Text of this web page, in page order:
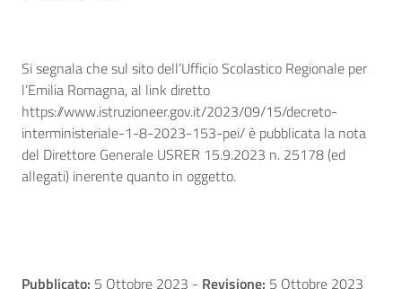
Si segnala che sul sito dell’Ufficio Scolastico Regionale per
l’Emilia Romagna, al link diretto
https://www.istruzioneer.gov.it/2023/09/15/decreto-
interministeriale-1-8-2023-153-pei/ è pubblicata la nota
del Direttore Generale USRER 15.9.2023 n. 25178 (ed
allegati) inerente quanto in oggetto.
Pubblicato: 5 Ottobre 2023 - Revisione: 5 Ottobre 2023